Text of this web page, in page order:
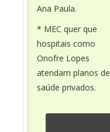
Ana Paula.
* MEC quer que
hospitais como
Onofre Lopes
atendam planos de
saúde privados.